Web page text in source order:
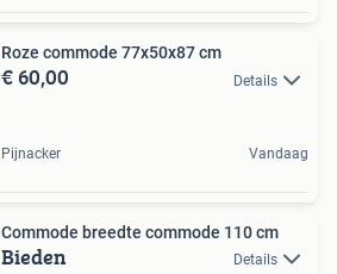
Roze commode 77x50x87 cm
€ 60,00 Details
Pijnacker Vandaag
Commode breedte commode 110 cm
Bieden Details